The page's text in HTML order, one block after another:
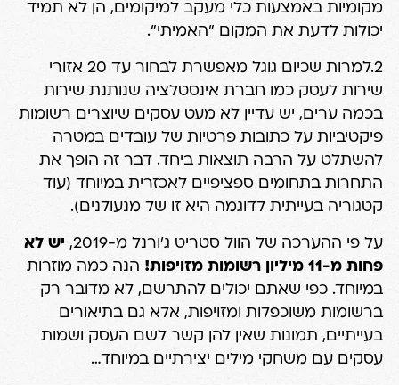
מקומיות באמצעות כלי מעקב למיקומים, הן לא תמיד
יכולות לדעת את המקום "האמיתי".
2.למרות שכיום גוגל מאפשרת לבחור עד 20 אזורי
שירות לעסק כמו חברת אינסטלציה שנותנת שירות
בכמה ערים, יש עדיין לא מעט עסקים שיוצרים רשומות
פיקטיביות על כתובות פרטיות של עובדים במטרה
להשתלט על הרבה תוצאות ביחד. דבר זה הופך את
התחרות בתחומים ספציפיים לאכזרית במיוחד (עוד
קטגוריה בעייתית לדוגמה היא זו של מנעולנים).
על פי ההערכה של הוול סטריט ג'ורנל מ-2019,
יש לא
פחות מ-11 מיליון רשומות מזויפות!
הנה כמה מוזרות
במיוחד. כפי שאתם יכולים להתרשם, לא מדובר רק
ברשומות משוכפלות ומזויפות, אלא גם בתיאורים
בעייתיים, תמונות שאין להן קשר לשם העסק ושמות
עסקים עם משחקי מילים יצירתיים במיוחד…